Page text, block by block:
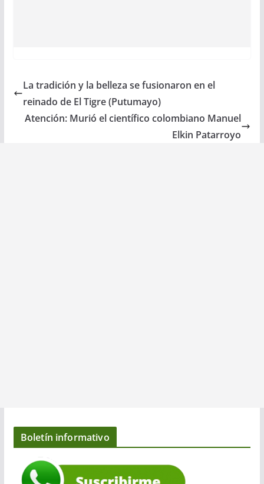
La tradición y la belleza se fusionaron en el
reinado de El Tigre (Putumayo)
Atención: Murió el científico colombiano Manuel
Elkin Patarroyo
Boletín informativo